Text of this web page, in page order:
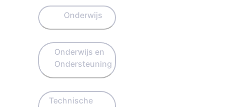
Onderwijs
Onderwijs en
Ondersteuning
Technische